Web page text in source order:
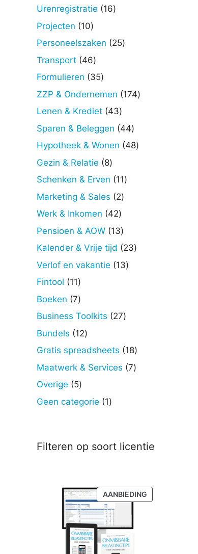
producten
Urenregistratie 1616
Projecten 1010
producten
Personeelszaken 2525
Transport 4646
producten
Formulieren 3535
producten
ZZP & Ondernemen 174174
Lenen & Krediet 4343
producten
Sparen & Beleggen 4444
producten
Hypotheek & Wonen 4848
Gezin & Relatie 88
producten
Schenken & Erven 1111
Marketing & Sales 22
Werk & Inkomen 4242
producten
Pensioen & AOW 1313
producten
Kalender & Vrije tijd 2323
Verlof en vakantie 1313
Fintool 1111
producten
Boeken 77
producten
Business Toolkits 2727
Bundels 1212
producten
Gratis spreadsheets 1818
producten
Maatwerk & Services 77
Overige 55
producten
Geen categorie 11
Filteren op soort licentie
AANBIEDINGPRODUCT
IN